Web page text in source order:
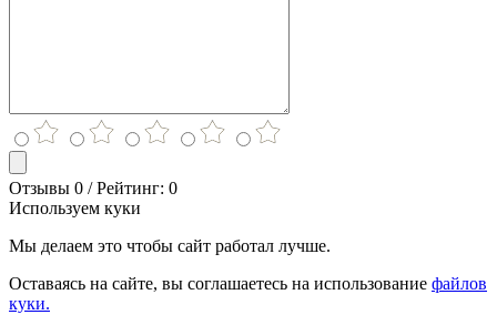
Отзывы 0 / Рейтинг: 0
Используем куки
Мы делаем это чтобы сайт работал лучше.
Оставаясь на сайте, вы соглашаетесь на использование файлов
куки.